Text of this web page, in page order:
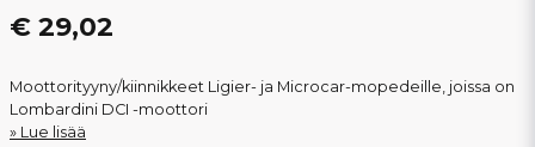
€ 29,02
Moottorityyny/kiinnikkeet Ligier- ja Microcar-mopedeille, joissa on
Lombardini DCI -moottori
Lue lisää